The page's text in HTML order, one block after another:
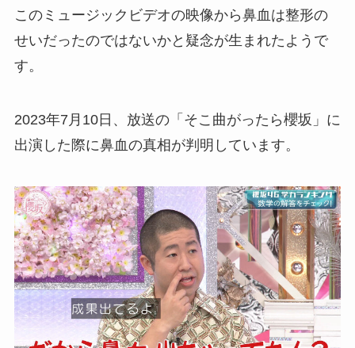
このミュージックビデオの映像から鼻血は整形の
せいだったのではないかと疑念が生まれたようで
す。
2023年7月10日、放送の「そこ曲がったら櫻坂」に
出演した際に鼻血の真相が判明しています。